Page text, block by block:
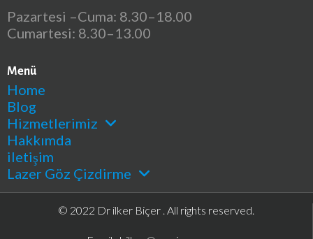
Pazartesi –Cuma: 8.30–18.00
Cumartesi: 8.30–13.00
Menü
Home
Blog
Hizmetlerimiz
Hakkımda
iletişim
Lazer Göz Çizdirme
© 2022 Dr ilker Biçer . All rights reserved.